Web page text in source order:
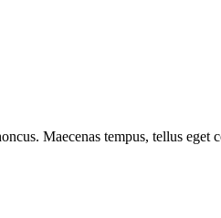
Maecenas tempus, tellus eget